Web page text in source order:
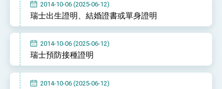
總統以「韌性之島，希望之光」為題發表2026新
年談話
命運
變局中 奮起的新臺灣 總統發表國慶演說
2014-10-06 (2025-06-12)
瑞士出生證明、結婚證書或單身證明
2014-10-06 (2025-06-12)
瑞士預防接種證明
2014-10-06 (2025-06-12)